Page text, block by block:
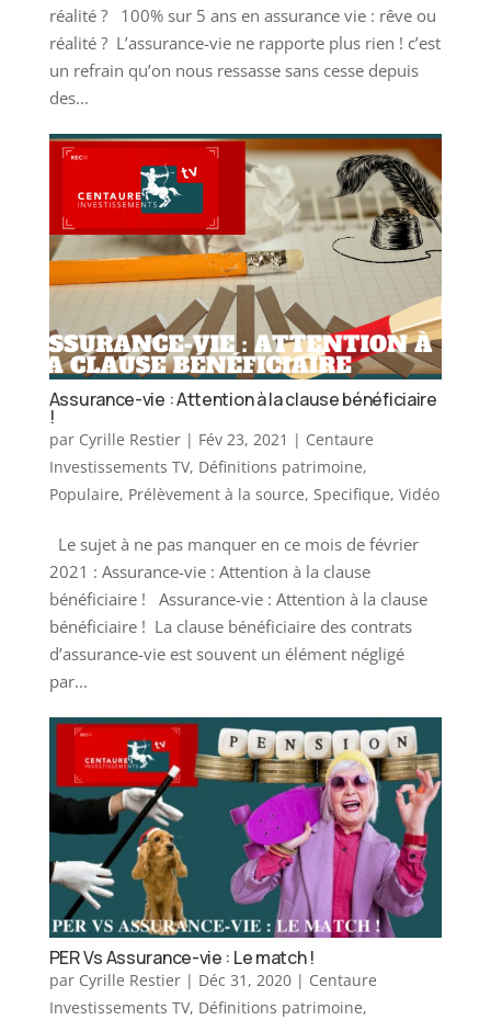
réalité ? 100% sur 5 ans en assurance vie : rêve ou
réalité ? ​​ L’assurance-vie ne rapporte plus rien ! c’est
un refrain qu’on nous ressasse sans cesse depuis
des...
Assurance-vie : Attention à la clause bénéficiaire
!
par Cyrille Restier| Fév 23, 2021 | Centaure
Investissements TV, Définitions patrimoine,
Populaire, Prélèvement à la source, Specifique, Vidéo
Le sujet à ne pas manquer en ce mois de février
2021 : Assurance-vie : Attention à la clause
bénéficiaire ! Assurance-vie : Attention à la clause
bénéficiaire ! ​​ La clause bénéficiaire des contrats
d’assurance-vie est souvent un élément négligé
par...
PER Vs Assurance-vie : Le match !
par Cyrille Restier| Déc 31, 2020| Centaure
Investissements TV, Définitions patrimoine,